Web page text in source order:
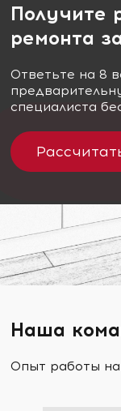
Получите
ремонта
Ответьте на 8
специалиста
Наша
Опыт работы